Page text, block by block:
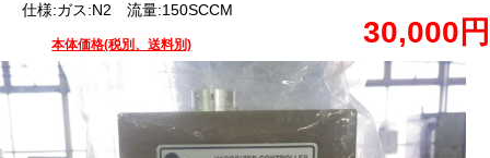
仕様:ガス:N2 流量:150SCCM
本体価格(税別、送料別) 30,000円